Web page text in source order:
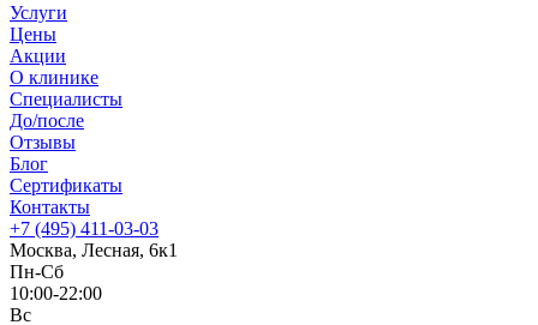
Услуги
Цены
Акции
О клинике
Специалисты
До/после
Отзывы
Блог
Сертификаты
Контакты
+7 (495) 411-03-03
Москва, Лесная, 6к1
Пн-Сб
10:00-22:00
Вс